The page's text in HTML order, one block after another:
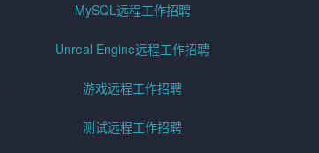
MySQL远程工作招聘
Unreal Engine远程工作招聘
游戏远程工作招聘
测试远程工作招聘